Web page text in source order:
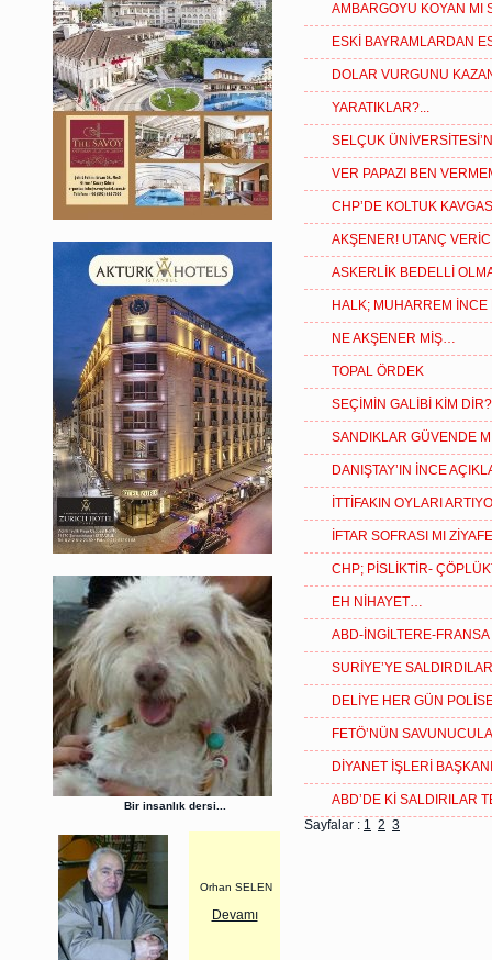
Bir insanlık dersi...
Orhan SELEN
Devamı
AMBARGOYU KOYAN MI
ESKİ BAYRAMLARDAN
DOLAR VURGUNU
YARATIKLAR?...
SELÇUK
VER PAPAZI BEN
CHP’DE KOLTUK
AKŞENER! UTANÇ
ASKERLİK BEDELLİ
HALK; MUHARREM
NE AKŞENER MİŞ…
TOPAL ÖRDEK
SEÇİMİN GALİBİ KİM
SANDIKLAR GÜVENDE
DANIŞTAY’IN İNCE
İTTİFAKIN OYLARI
İFTAR SOFRASI MI
CHP; PİSLİKTİR-
EH NİHAYET…
ABD-İNGİLTERE-
SURİYE’YE
DELİYE HER GÜN
FETÖ’NÜN
DİYANET İŞLERİ
ABD’DE Kİ SALDIRILAR
Sayfalar : 1 2 3